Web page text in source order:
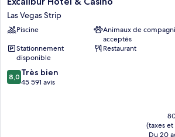
Hotel
&
Casino
Vegas
Strip
Las Vegas Strip
Piscine
Animaux de
acceptés
Stationnement
disponible
Restaurant
8.0
sur
8,0 Très bien
45 591 avis
(taxes
Du 20